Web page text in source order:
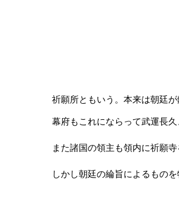
祈願所ともいう。本来は朝廷
幕府もこれにならって武運長
また諸国の領主も領内に祈願寺
しかし朝廷の綸旨によるもの